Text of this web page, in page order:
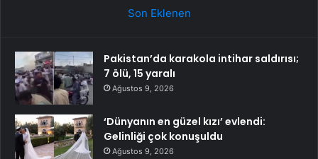
Son Eklenen
Pakistan’da karakola intihar saldırısı;
7 ölü, 15 yaralı
Ağustos 9, 2026
‘Dünyanın en güzel kızı’ evlendi:
Gelinliği çok konuşuldu
Ağustos 9, 2026